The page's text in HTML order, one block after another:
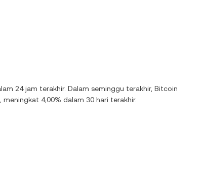
24 jam terakhir. Dalam seminggu terakhir, Bitcoin
4,00% dalam 30 hari terakhir.